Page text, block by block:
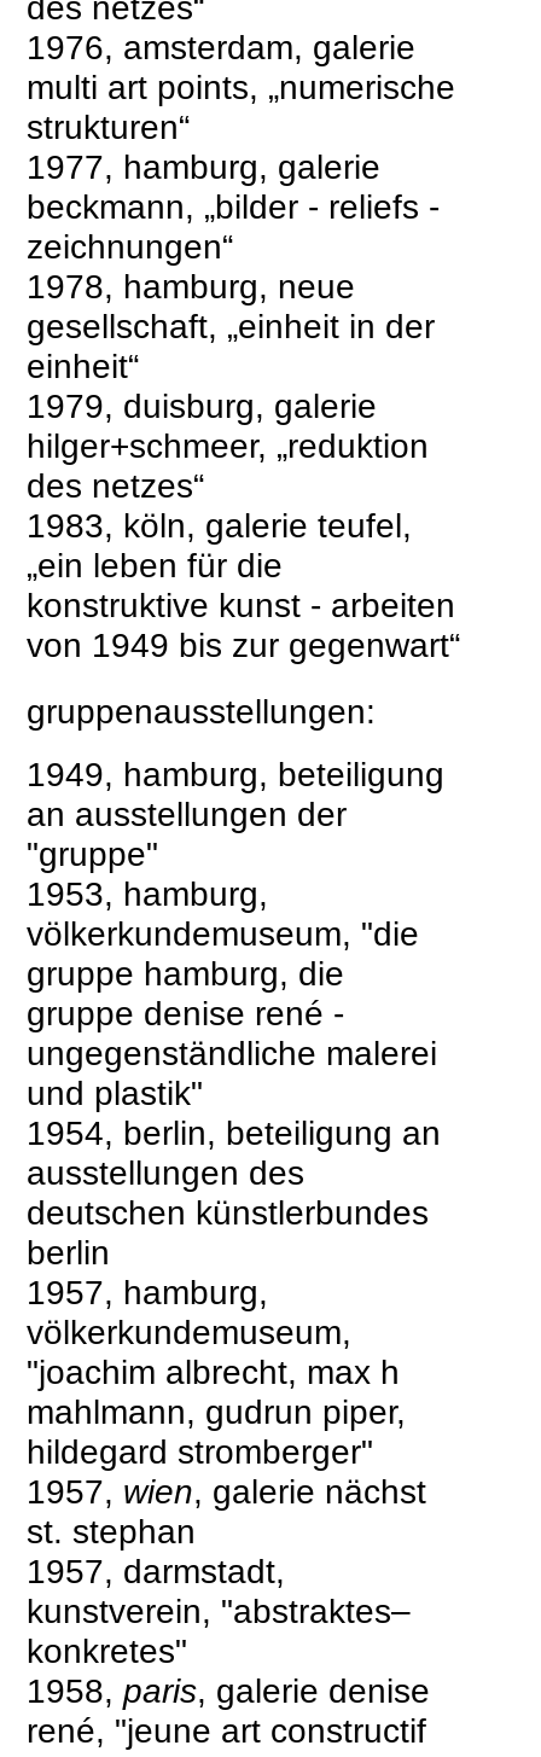
des netzes“
1976, amsterdam, galerie
multi art points, „numerische
strukturen“
1977, hamburg, galerie
beckmann, „bilder - reliefs -
zeichnungen“
1978, hamburg, neue
gesellschaft, „einheit in der
einheit“
1979, duisburg, galerie
hilger+schmeer, „reduktion
des netzes“
1983, köln, galerie teufel,
„ein leben für die
konstruktive kunst - arbeiten
von 1949 bis zur gegenwart“
gruppenausstellungen:
1949, hamburg, beteiligung
an ausstellungen der
"gruppe"
1953, hamburg,
völkerkundemuseum, "die
gruppe hamburg, die
gruppe denise rené -
ungegenständliche malerei
und plastik"
1954, berlin, beteiligung an
ausstellungen des
deutschen künstlerbundes
berlin
1957, hamburg,
völkerkundemuseum,
"joachim albrecht, max h
mahlmann, gudrun piper,
hildegard stromberger"
1957, wien, galerie nächst
st. stephan
1957, darmstadt,
kunstverein, "abstraktes–
konkretes"
1958,paris, galerie denise
rené, "jeune art constructif